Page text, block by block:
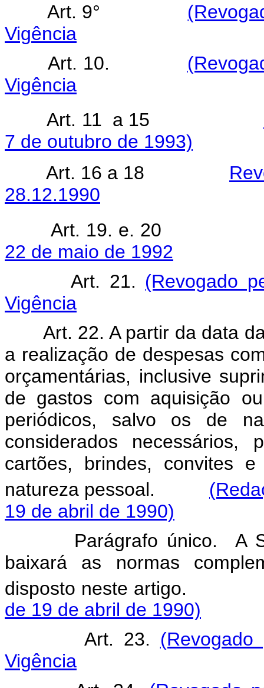
Art. 9°
Vigência
Art. 10.
Vigência
Art. 11 a 15
7 de outubro de 1993)
Art. 16 a 18
28.12.1990
Art. 19. e.
22 de maio de 1992
Art. 21. (Revogado
Vigência
Art. 22. A partir da data da
a realização de despesas
orçamentárias, inclusive
de gastos com aquisição
periódicos, salvo os de
considerados
cartões, brindes, convites
natureza pessoal.
19 de abril de 1990)
Parágrafo único. A
baixará as normas
disposto neste
de 19 de abril de 1990)
Art. 23.
Vigência